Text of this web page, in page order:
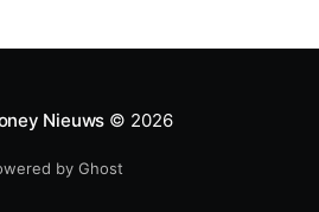
Nieuws © 2026
by Ghost